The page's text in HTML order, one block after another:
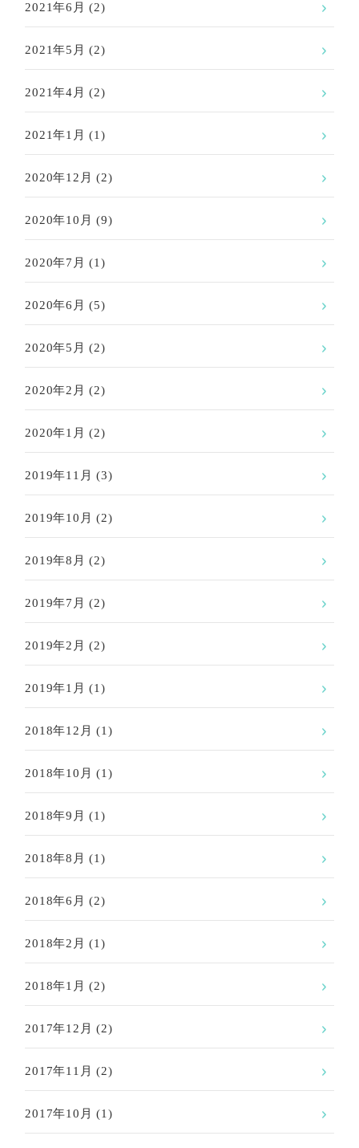
2021年6月 (2)
2021年5月 (2)
2021年4月 (2)
2021年1月 (1)
2020年12月 (2)
2020年10月 (9)
2020年7月 (1)
2020年6月 (5)
2020年5月 (2)
2020年2月 (2)
2020年1月 (2)
2019年11月 (3)
2019年10月 (2)
2019年8月 (2)
2019年7月 (2)
2019年2月 (2)
2019年1月 (1)
2018年12月 (1)
2018年10月 (1)
2018年9月 (1)
2018年8月 (1)
2018年6月 (2)
2018年2月 (1)
2018年1月 (2)
2017年12月 (2)
2017年11月 (2)
2017年10月 (1)